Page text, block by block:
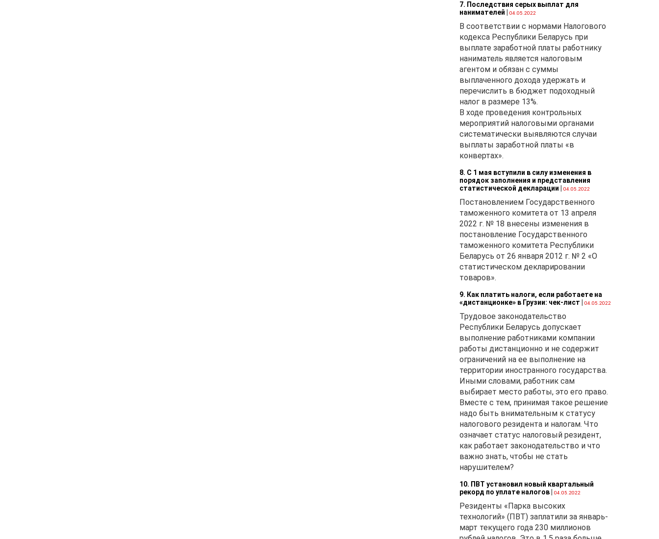
7. Последствия серых выплат для
нанимателей
04.05.2022
В соответствии с нормами Налогового
кодекса Республики Беларусь при
выплате заработной платы работнику
наниматель является налоговым
агентом и обязан с суммы
выплаченного дохода удержать и
перечислить в бюджет подоходный
налог в размере 13%.
В ходе проведения контрольных
мероприятий налоговыми органами
систематически выявляются случаи
выплаты заработной платы «в
конвертах».
8. С 1 мая вступили в силу изменения в
порядок заполнения и представления
статистической декларации
04.05.2022
Постановлением Государственного
таможенного комитета от 13 апреля
2022 г. № 18 внесены изменения в
постановление Государственного
таможенного комитета Республики
Беларусь от 26 января 2012 г. № 2 «О
статистическом декларировании
товаров».
9. Как платить налоги, если работаете на
«дистанционке» в Грузии: чек-лист
04.05.2022
Трудовое законодательство
Республики Беларусь допускает
выполнение работниками компании
работы дистанционно и не содержит
ограничений на ее выполнение на
территории иностранного государства.
Иными словами, работник сам
выбирает место работы, это его право.
Вместе с тем, принимая такое решение
надо быть внимательным к статусу
налогового резидента и налогам. Что
означает статус налоговый резидент,
как работает законодательство и что
важно знать, чтобы не стать
нарушителем?
10. ПВТ установил новый квартальный
рекорд по уплате налогов| 04.05.2022
Резиденты «Парка высоких
технологий» (ПВТ) заплатили за январь-
март текущего года 230 миллионов